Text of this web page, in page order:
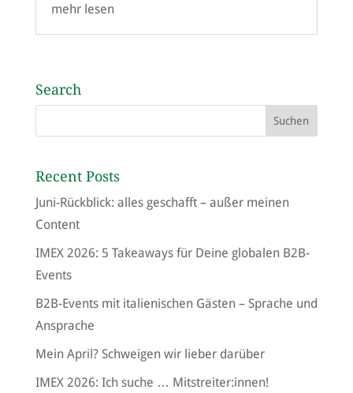
mehr lesen
Search
Recent Posts
Juni-Rückblick: alles geschafft – außer meinen
Content
IMEX 2026: 5 Takeaways für Deine globalen B2B-
Events
B2B-Events mit italienischen Gästen – Sprache und
Ansprache
Mein April? Schweigen wir lieber darüber
IMEX 2026: Ich suche … Mitstreiter:innen!